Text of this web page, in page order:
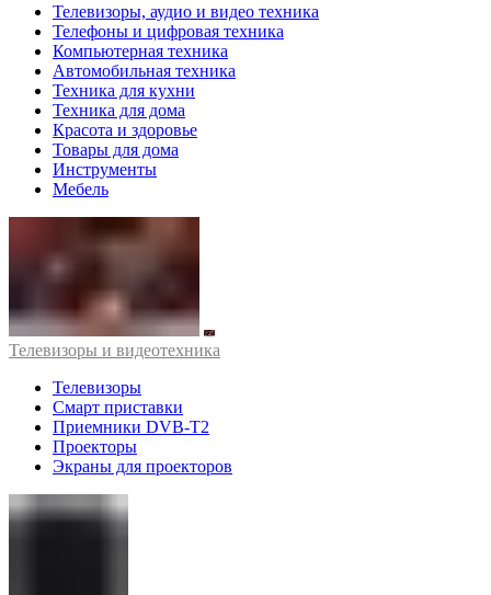
Телевизоры, аудио и видео техника
Телефоны и цифровая техника
Компьютерная техника
Автомобильная техника
Техника для кухни
Техника для дома
Красота и здоровье
Товары для дома
Инструменты
Мебель
Телевизоры и видеотехника
Телевизоры
Смарт приставки
Приемники DVB-T2
Проекторы
Экраны для проекторов